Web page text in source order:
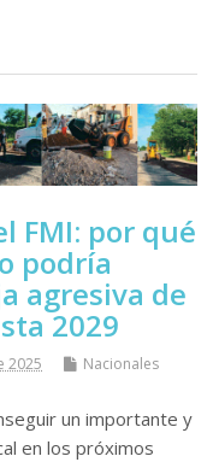
FMI: por qué
podría
agresiva de
2029
2025
Nacionales
un importante y
en los próximos